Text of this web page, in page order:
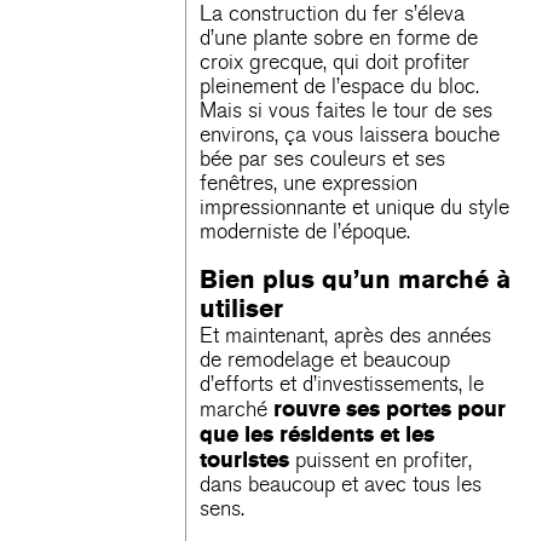
La construction du fer s’éleva
d’une plante sobre en forme de
croix grecque, qui doit profiter
pleinement de l’espace du bloc.
Mais si vous faites le tour de ses
environs, ça vous laissera bouche
bée par ses couleurs et ses
fenêtres, une expression
impressionnante et unique du style
moderniste de l’époque.
Bien plus qu’un marché à
utiliser
Et maintenant, après des années
de remodelage et beaucoup
d’efforts et d’investissements, le
marché rouvre ses portes pour
que les résidents et les
touristes puissent en profiter,
dans beaucoup et avec tous les
sens.